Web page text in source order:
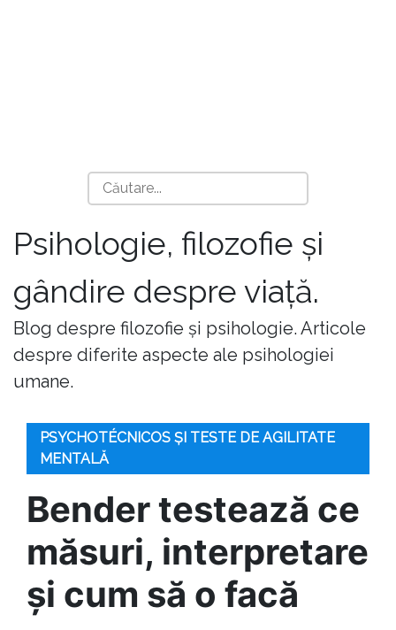
Psihologie, filozofie și
gândire despre viață.
Blog despre filozofie și psihologie. Articole
despre diferite aspecte ale psihologiei
umane.
PSYCHOTÉCNICOS ȘI TESTE DE AGILITATE
MENTALĂ
Bender testează ce
măsuri, interpretare
și cum să o facă